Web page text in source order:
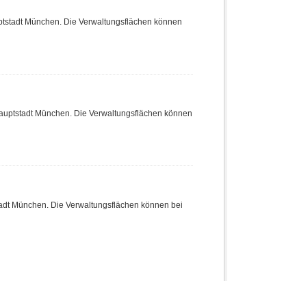
München. Die Verwaltungsflächen können
München. Die Verwaltungsflächen können
München. Die Verwaltungsflächen können bei